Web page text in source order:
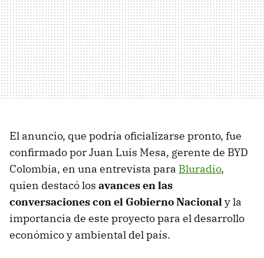
El anuncio, que podría oficializarse pronto, fue
confirmado por Juan Luis Mesa, gerente de BYD
Colombia, en una entrevista para Bluradio,
quien destacó los avances en las
conversaciones con el Gobierno Nacionaly la
importancia de este proyecto para el desarrollo
económico y ambiental del país.